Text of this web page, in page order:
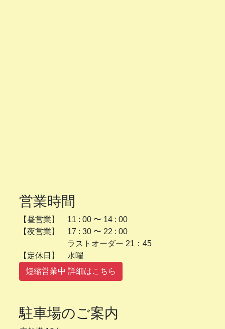
営業時間
【昼営業】 11 : 00 〜 14 : 00
【夜営業】 17 : 30 〜 22 : 00
ラストオーダー 21：45
【定休日】 水曜
短縮営業中 詳細はこちら
駐車場のご案内